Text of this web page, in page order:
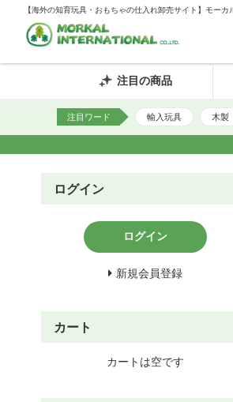
【海外の知育玩具・おもちゃの仕入れ卸売サイト】モー
注目の商品
注目ワード 輸入玩具 木製
ログイン
ログイン
新規会員登録
カート
カートは空です